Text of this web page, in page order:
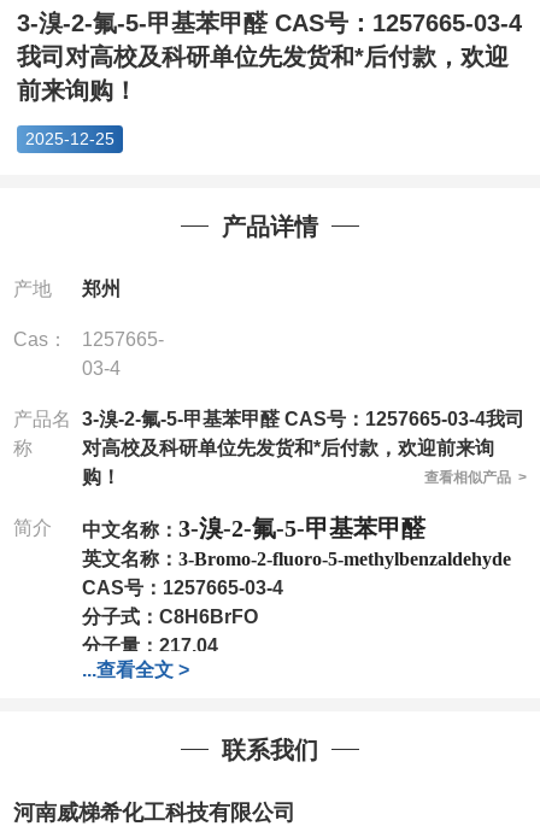
基苯甲醛 CA...
3-溴-2-氟-5-甲基苯甲醛 CAS号：1257665-03-4
我司对高校及科研单位先发货和*后付款，欢迎
前来询购！
2025-12-25
产品详情
产地 郑州
Cas：
1257665-
03-4
产品名
称
3-溴-2-氟-5-甲基苯甲醛 CAS号：1257665-03-4我司
对高校及科研单位先发货和*后付款，欢迎前来询
购！
查看相似产品 >
简介 中文名称： 3-溴-2-氟-5-甲基苯甲醛
英文名称： 3-Bromo-2-fluoro-5-methylbenzaldehyde
CAS号： 1257665-03-4
分子式： C8H6BrFO
分子量： 217.04
包装：1Mg ; 5Mg;10Mg ;100Mg;250Mg ;500Mg
我司对高校及科研单位先发货和
作中有用到的试剂,欢迎前来询购
电话:0371-63377391/13393727064
...查看全文 >
联系我们
河南威梯希化工科技有限公司